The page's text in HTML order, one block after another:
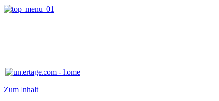
Zum Inhalt